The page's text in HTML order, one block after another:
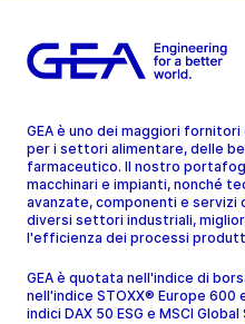
GEA è uno dei maggiori
per i settori alimentare, delle
farmaceutico. Il nostro
macchinari e impianti, nonché
avanzate, componenti e servizi
diversi settori industriali,
l'efficienza dei processi
GEA è quotata nell'indice di
nell'indice STOXX® Europe 600
indici DAX 50 ESG e MSCI